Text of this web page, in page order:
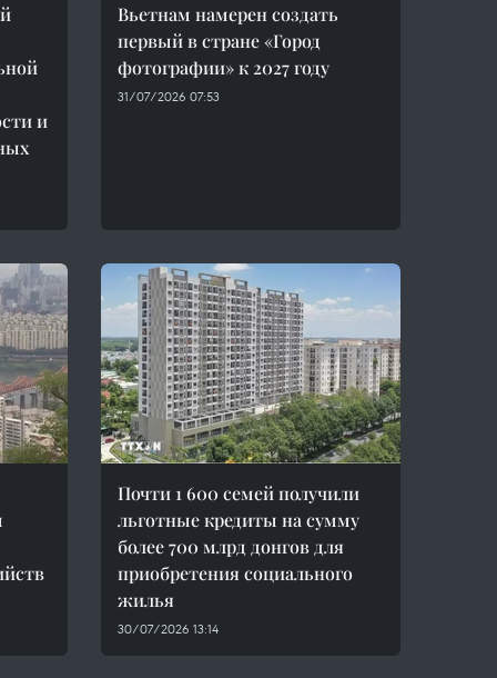
и
Вьетнам намерен создать
первый в стране «Город
фотографии» к 2027 году
31/07/2026 07:53
Почти 1 600 семей получили
льготные кредиты на сумму
более 700 млрд донгов для
приобретения социального
жилья
30/07/2026 13:14